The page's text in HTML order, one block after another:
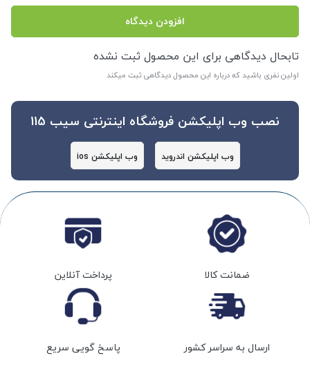
افزودن دیدگاه
تابحال دیدگاهی برای این محصول ثبت نشده
اولین نفری باشید که درباره این محصول دیدگاهی ثبت میکند
نصب وب اپلیکشن فروشگاه اینترنتی سیب 115
وب اپلیکشن اندروید وب اپلیکشن ios
ضمانت کالا پرداخت آنلاین
ارسال به سراسر کشور پاسخ گویی سریع